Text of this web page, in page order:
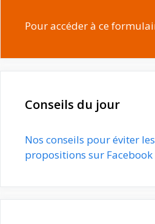
Pour accéder à ce
Conseils du jour
Nos conseils pour éviter
propositions sur Facebook